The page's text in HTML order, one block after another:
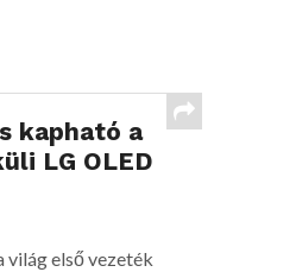
kapható a
LG OLED
világ első vezeték